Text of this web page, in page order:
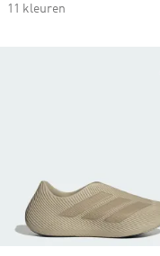
11 kleuren